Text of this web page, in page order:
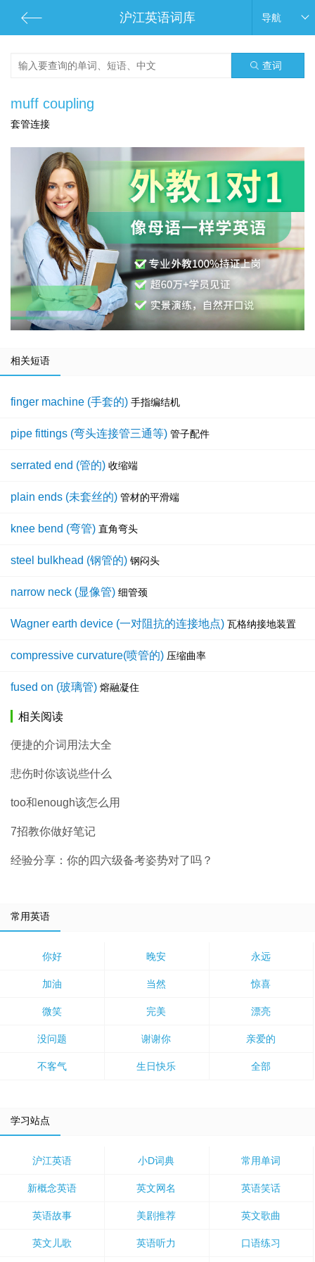
沪江英语词库 导航
查词
muff coupling
套管连接
相关短语
finger machine (手套的) 手指编结机
pipe fittings (弯头连接管三通等) 管子配件
serrated end (管的) 收缩端
plain ends (未套丝的) 管材的平滑端
knee bend (弯管) 直角弯头
steel bulkhead (钢管的) 钢闷头
narrow neck (显像管) 细管颈
Wagner earth device (一对阻抗的连接地点) 瓦格纳接地装置
compressive curvature(喷管的) 压缩曲率
fused on (玻璃管) 熔融凝住
相关阅读
便捷的介词用法大全
悲伤时你该说些什么
too和enough该怎么用
7招教你做好笔记
经验分享：你的四六级备考姿势对了吗？
常用英语
你好 晚安 永远
加油 当然 惊喜
微笑 完美 漂亮
没问题 谢谢你 亲爱的
不客气 生日快乐 全部
学习站点
沪江英语 小D词典 常用单词
新概念英语 英文网名 英语笑话
英语故事 美剧推荐 英文歌曲
英文儿歌 英语听力 口语练习